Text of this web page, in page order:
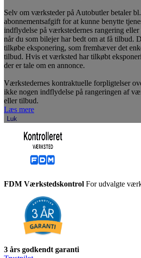
Selv om værksteder på Autobutler betaler
abonnementsafgift for at kunne benytte
indflydelse på værkstedernes rangering
når du som bilejer har bedt om at få tilbud.
tilkøbe eksponering, som fremhæver det
tilbud. Hvis et værksted har tilkøbt
der er tale om en annonce.
Værkstedernes kontraktuelle forpligtelser
ikke nogen indflydelse på rangeringen af
eller tilbud.
Læs mere
Luk
FDM Værkstedskontrol For udvalgte
3 års godkendt garanti